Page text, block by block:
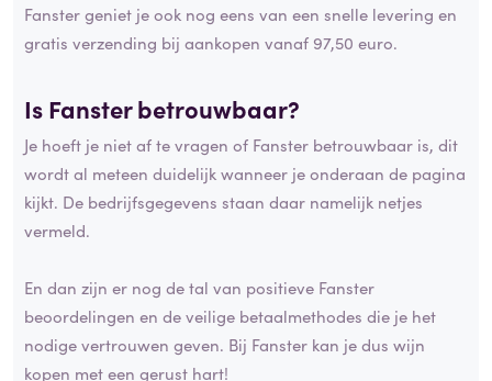
Fanster geniet je ook nog eens van een snelle levering en
gratis verzending bij aankopen vanaf 97,50 euro.
Is Fanster betrouwbaar?
Je hoeft je niet af te vragen of Fanster betrouwbaar is, dit
wordt al meteen duidelijk wanneer je onderaan de pagina
kijkt. De bedrijfsgegevens staan daar namelijk netjes
vermeld.
En dan zijn er nog de tal van positieve Fanster
beoordelingen en de veilige betaalmethodes die je het
nodige vertrouwen geven. Bij Fanster kan je dus wijn
kopen met een gerust hart!